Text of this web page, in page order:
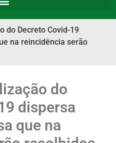
do Decreto Covid-19
na reincidência serão
do
dispersa
que na